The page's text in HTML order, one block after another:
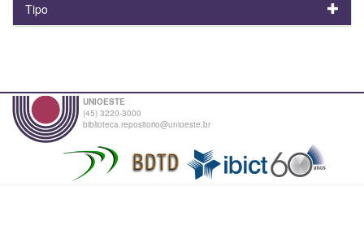
Tipo
UNIOESTE
(45) 3220-3000
biblioteca.repositorio@unioeste.br